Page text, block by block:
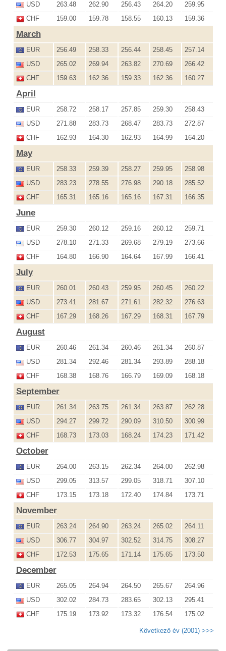
USD
263.48 262.90 256.43 264.20
259.95
CHF
159.00 159.78 158.55 160.13 159.36
March
EUR 256.49 258.33 256.44 258.45
257.14
USD
265.02 269.94 263.82 270.69
266.42
CHF
159.63 162.36 159.33 162.36 160.27
April
EUR 258.72 258.17 257.85 259.30
258.43
USD
271.88 283.73 268.47 283.73
272.87
CHF
162.93 164.30 162.93 164.99 164.20
May
EUR 258.33 259.39 258.27 259.95
258.98
USD
283.23 278.55 276.98 290.18
285.52
CHF
165.31 165.16 165.16 167.31 166.35
June
EUR 259.30 260.12 259.16 260.12
259.71
USD
278.10 271.33 269.68 279.19
273.66
CHF
164.80 166.90 164.64 167.99 166.41
July
EUR 260.01 260.43 259.95 260.45
260.22
USD
273.41 281.67 271.61 282.32
276.63
CHF
167.29 168.26 167.29 168.31 167.79
August
EUR 260.46 261.34 260.46 261.34
260.87
USD
281.34 292.46 281.34 293.89
288.18
CHF
168.38 168.76 166.79 169.09 168.18
September
EUR 261.34 263.75 261.34 263.87
262.28
USD
294.27 299.72 290.09 310.50
300.99
CHF
168.73 173.03 168.24 174.23 171.42
October
EUR 264.00 263.15 262.34 264.00
262.98
USD
299.05 313.57 299.05 318.71
307.10
CHF
173.15 173.18 172.40 174.84 173.71
November
EUR 263.24 264.90 263.24 265.02
264.11
USD
306.77 304.97 302.52 314.75
308.27
CHF
172.53 175.65 171.14 175.65 173.50
December
EUR 265.05 264.94 264.50 265.67
264.96
USD
302.02 284.73 283.65 302.13
295.41
CHF
175.19 173.92 173.32 176.54 175.02
Következő év (2001) >>>